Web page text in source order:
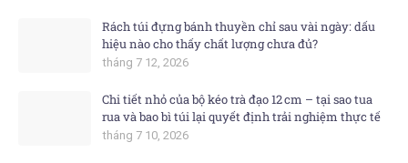
Rách túi đựng bánh thuyền chỉ sau vài ngày: dấu
hiệu nào cho thấy chất lượng chưa đủ?
tháng 7 12, 2026
Chi tiết nhỏ của bộ kéo trà đạo 12 cm – tại sao tua
rua và bao bì túi lại quyết định trải nghiệm thực tế
tháng 7 10, 2026